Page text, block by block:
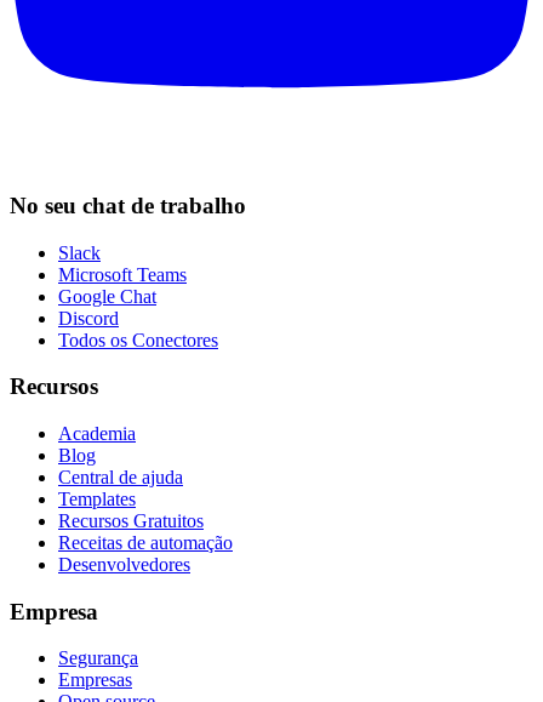
No seu chat de trabalho
Slack
Microsoft Teams
Google Chat
Discord
Todos os Conectores
Recursos
Academia
Blog
Central de ajuda
Templates
Recursos Gratuitos
Receitas de automação
Desenvolvedores
Empresa
Segurança
Empresas